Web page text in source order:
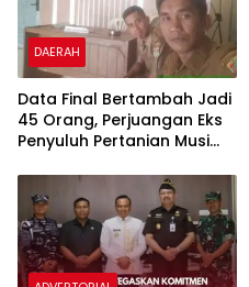
DAERAH
Data Final Bertambah Jadi
45 Orang, Perjuangan Eks
Penyuluh Pertanian Musi
Terang